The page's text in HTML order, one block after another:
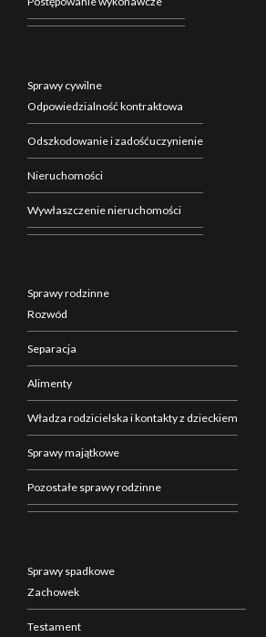
Sprawy cywilne
Odpowiedzialność kontraktowa
Odszkodowanie i zadośćuczynienie
Nieruchomości
Wywłaszczenie nieruchomości
Sprawy rodzinne
Rozwód
Separacja
Alimenty
Władza rodzicielska i kontakty z dzieckiem
Sprawy majątkowe
Pozostałe sprawy rodzinne
Sprawy spadkowe
Zachowek
Testament